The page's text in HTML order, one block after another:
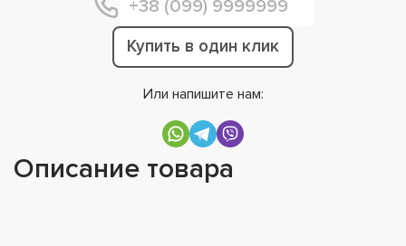
Купить в один клик
Или напишите нам:
Описание товара